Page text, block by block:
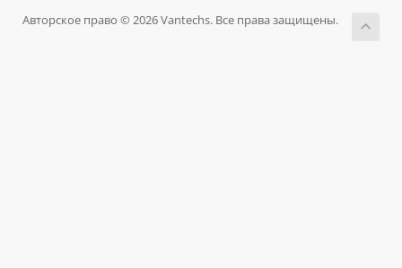
Авторское право © 2026 Vantechs. Все права защищены.